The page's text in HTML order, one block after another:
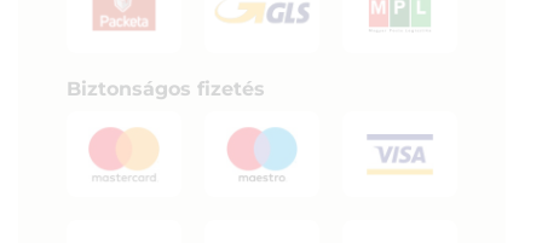
Biztonságos fizetés